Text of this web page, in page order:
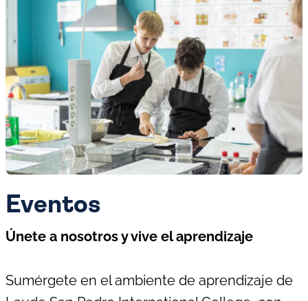
Eventos
Únete a nosotros y vive el aprendizaje
Sumérgete en el ambiente de aprendizaje de